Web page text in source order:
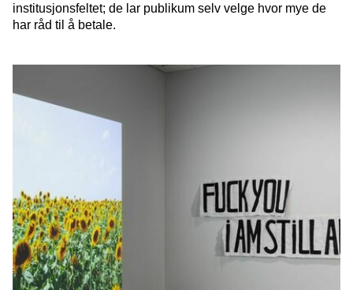
institusjonsfeltet; de lar publikum selv velge hvor mye de
har råd til å betale.